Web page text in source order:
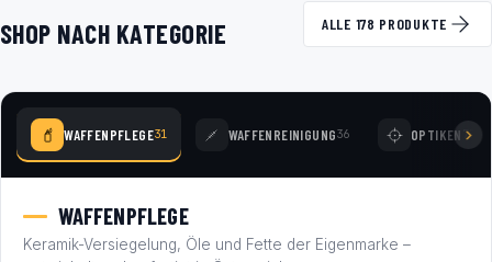
SHOP NACH KATEGORIE ALLE 178 PRODUKTE
WAFFENPFLEGE31 WAFFENREINIGUNG36 OPTIKEN 77
WAFFENPFLEGE
Keramik-Versiegelung, Öle und Fette der Eigenmarke –